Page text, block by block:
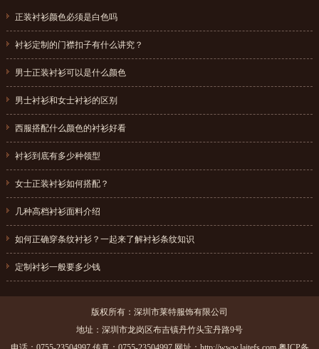
正装衬衫颜色必须是白色吗
{dede:field.pubdate function="MyDate('Y-m-d',@me)"/}
衬衫定制的门襟扣子有什么讲究？
{dede:field.pubdate function="MyDate('Y-m-d',@me)"/}
男士正装衬衫可以是什么颜色
男士衬衫和女士衬衫的区别
{dede:field.pubdate function="MyDate('Y-m-d',@me)"/}
西服搭配什么颜色的衬衫好看
衬衫到底有多少种领型
女士正装衬衫如何搭配？
几种高档衬衫面料介绍
{dede:field.pubdate function="MyDate('Y-m-d',@me)"/}
如何正确穿条纹衬衫？一起来了解衬衫条纹知识
定制衬衫一般要多少钱
版权所有：深圳市莱特服饰有限公司
地址：深圳市龙岗区布吉镇丹竹头宝丹路9号